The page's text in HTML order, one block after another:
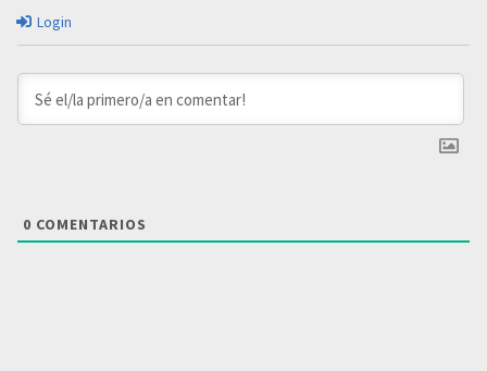
Login
0 COMENTARIOS